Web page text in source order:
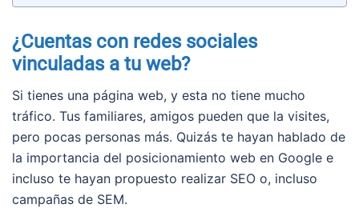
¿Cuentas con redes sociales
vinculadas a tu web?
Si tienes una página web, y esta no tiene mucho
tráfico. Tus familiares, amigos pueden que la visites,
pero pocas personas más. Quizás te hayan hablado de
la importancia del posicionamiento web en Google e
incluso te hayan propuesto realizar SEO o, incluso
campañas de SEM.